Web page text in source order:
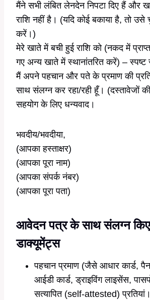
मैंने सभी लंबित लेनदेन निपटा दिए हैं और
राशि नहीं है। (यदि कोई बकाया है, तो
करें।)
मेरे खाते में बची हुई राशि को (नकद में प्राप्त
गए अन्य खाते में स्थानांतरित करें) –
मैं अपने पहचान और पते के प्रमाण की
साथ संलग्न कर रहा/रही हूँ। (दस्तावेजों
सहयोग के लिए धन्यवाद।
भवदीय/भवदीया,
(आपका हस्ताक्षर)
(आपका पूरा नाम)
(आपका संपर्क नंबर)
(आपका पूरा पता)
आवेदन पत्र के साथ संलग्न किए
डाक्यूमेंट्स
पहचान प्रमाण (जैसे आधार कार्ड, पैन
आईडी कार्ड, ड्राइविंग लाइसेंस,
सत्यापित (self-attested) प्रतियां।